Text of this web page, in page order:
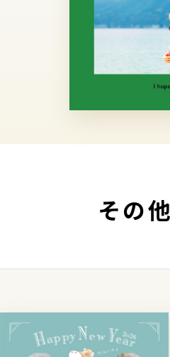
その